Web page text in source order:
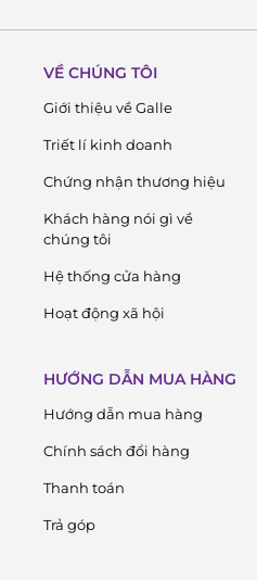
VỀ CHÚNG TÔI
Giới thiệu về Galle
Triết lí kinh doanh
Chứng nhận thương hiệu
Khách hàng nói gì về
chúng tôi
Hệ thống cửa hàng
Hoạt động xã hội
HƯỚNG DẪN MUA HÀNG
Hướng dẫn mua hàng
Chính sách đổi hàng
Thanh toán
Trả góp